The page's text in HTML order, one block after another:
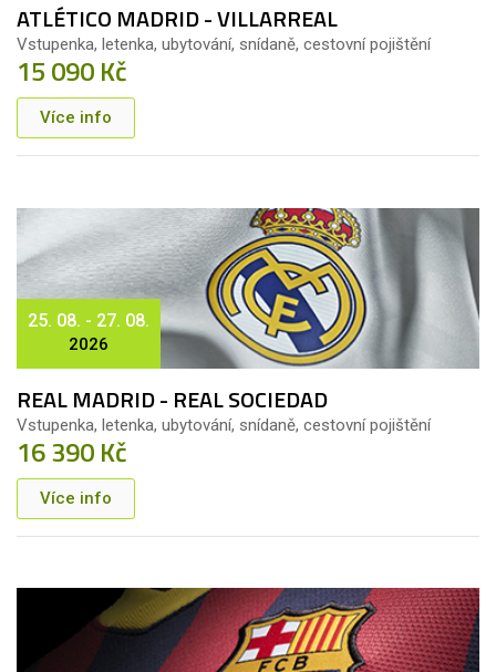
ATLÉTICO MADRID - VILLARREAL
Vstupenka, letenka, ubytování, snídaně, cestovní pojištění
15 090 Kč
Více info
25. 08. - 27. 08.
2026
REAL MADRID - REAL SOCIEDAD
Vstupenka, letenka, ubytování, snídaně, cestovní pojištění
16 390 Kč
Více info